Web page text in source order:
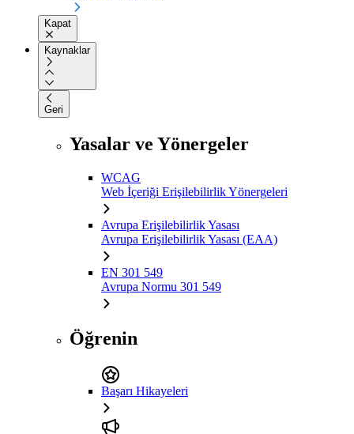
Kapat
Kaynaklar
Geri
Yasalar ve Yönergeler
WCAG
Web İçeriği Erişilebilirlik Yönergeleri
Avrupa Erişilebilirlik Yasası
Avrupa Erişilebilirlik Yasası (EAA)
EN 301 549
Avrupa Normu 301 549
Öğrenin
Başarı Hikayeleri